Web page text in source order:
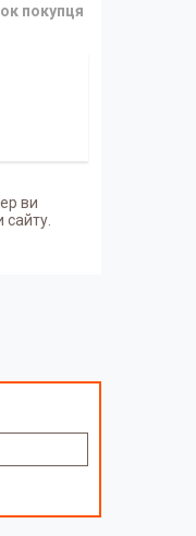
покупця
ви